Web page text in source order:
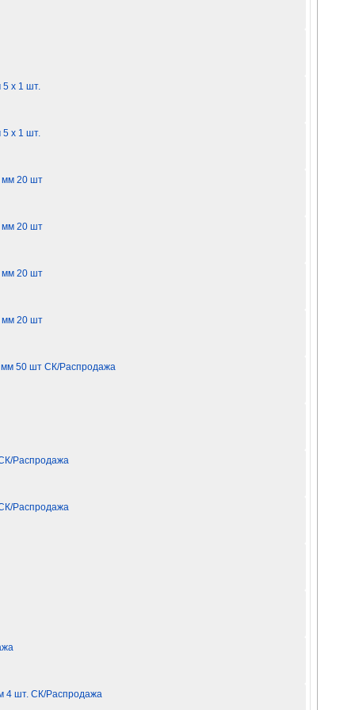
5 х 1 шт.
5 х 1 шт.
мм 20 шт
мм 20 шт
мм 20 шт
мм 20 шт
мм 50 шт СК/Распродажа
Распродажа
Распродажа
4 шт. СК/Распродажа